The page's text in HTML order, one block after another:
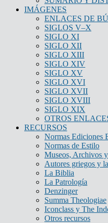
IMÁGENES
ENLACES DE
SIGLOS V–X
SIGLO XI
SIGLO XII
SIGLO XIII
SIGLO XIV
SIGLO XV
SIGLO XVI
SIGLO XVII
SIGLO XVIII
SIGLO XIX
OTROS
RECURSOS
Normas Ediciones
Normas de Estilo
Museos, Archivos
Autores griegos y
La Biblia
La Patrología
Denzinger
Summa Theologiae
Iconclass y The
Otros recursos